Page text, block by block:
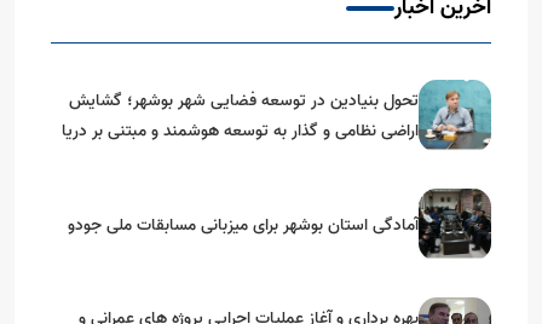
آخرین اخبار
تحول بنیادین در توسعه فضایی شهر بوشهر؛ گشایش
اراضی نظامی و گذار به توسعه هوشمند و مبتنی بر دریا
آمادگی استان بوشهر برای میزبانی مسابقات ملی جودو